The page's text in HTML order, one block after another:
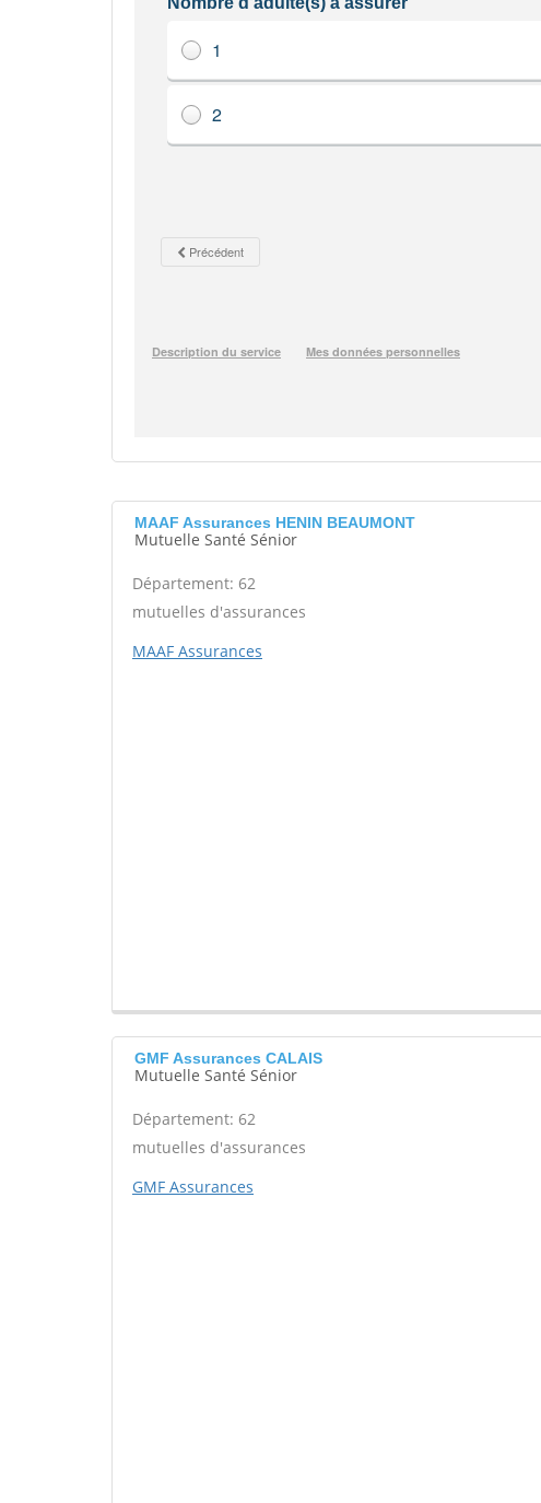
MAAF Assurances HENIN BEAUMONT
Mutuelle Santé Sénior
Département: 62
mutuelles d'assurances
MAAF Assurances
GMF Assurances CALAIS
Mutuelle Santé Sénior
Département: 62
mutuelles d'assurances
GMF Assurances